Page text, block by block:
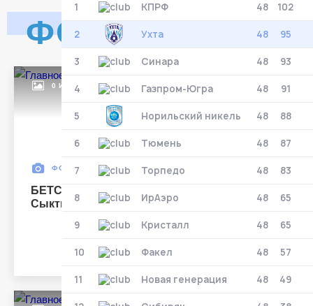
ФОТО
0 ИЗОБРАЖ.
ФОТО
БЕТСИТИ Кубок лиги.
Сыктывкар
25 СЕНТЯБРЯ
Матч-центр
БЕТСИТИ Суперлига, Финал
30 Мая 2026
УСК «Ухта». Ухта
Ухта 5
Тюмень 1
Матч-центр
03 Июня 2026 , 17:00 (МСК)
1 КПРФ 48 102
2 Ухта 48 95
3 Синара 48 93
4 Газпром-Югра 48 91
5 Норильский никель 48 88
6 Тюмень 48 87
7 Торпедо 48 83
8 ИрАэро 48 65
9 Кристалл 48 65
10 Факел 48 57
11 Новая генерация 48 49